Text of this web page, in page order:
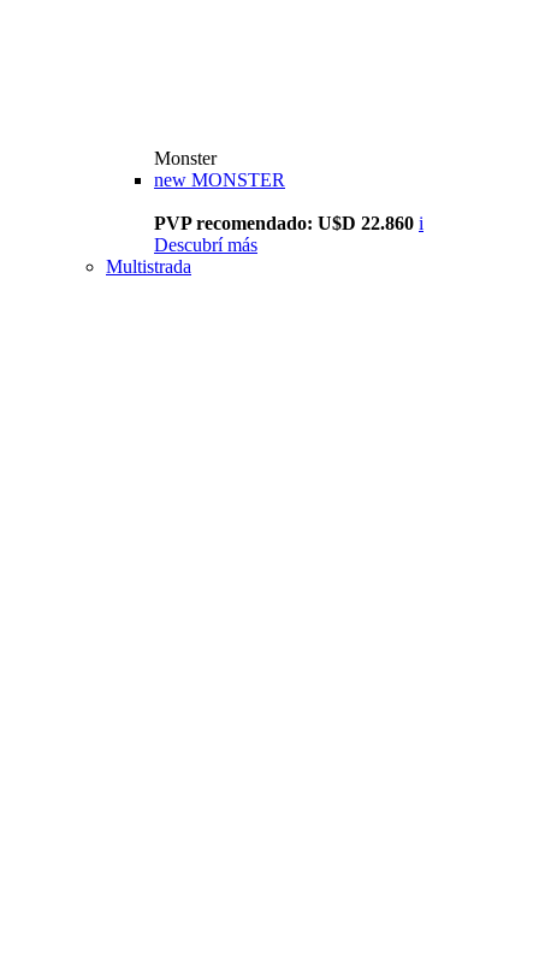
Monster
new MONSTER
PVP recomendado: U$D 22.860 i
Descubrí más
Multistrada